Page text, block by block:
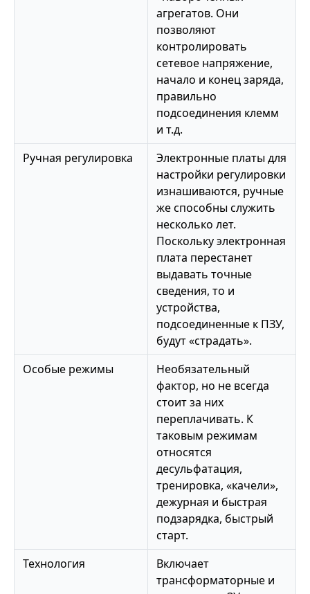
агрегатов. Они
позволяют
контролировать
сетевое напряжение,
начало и конец заряда,
правильно
подсоединения клемм
и т.д.
Ручная регулировка
Электронные платы для
настройки регулировки
изнашиваются, ручные
же способны служить
несколько лет.
Поскольку электронная
плата перестанет
выдавать точные
сведения, то и
устройства,
подсоединенные к ПЗУ,
будут «страдать».
Особые режимы
Необязательный
фактор, но не всегда
стоит за них
переплачивать. К
таковым режимам
относятся
десульфатация,
тренировка, «качели»,
дежурная и быстрая
подзарядка, быстрый
старт.
Технология
Включает
трансформаторные и